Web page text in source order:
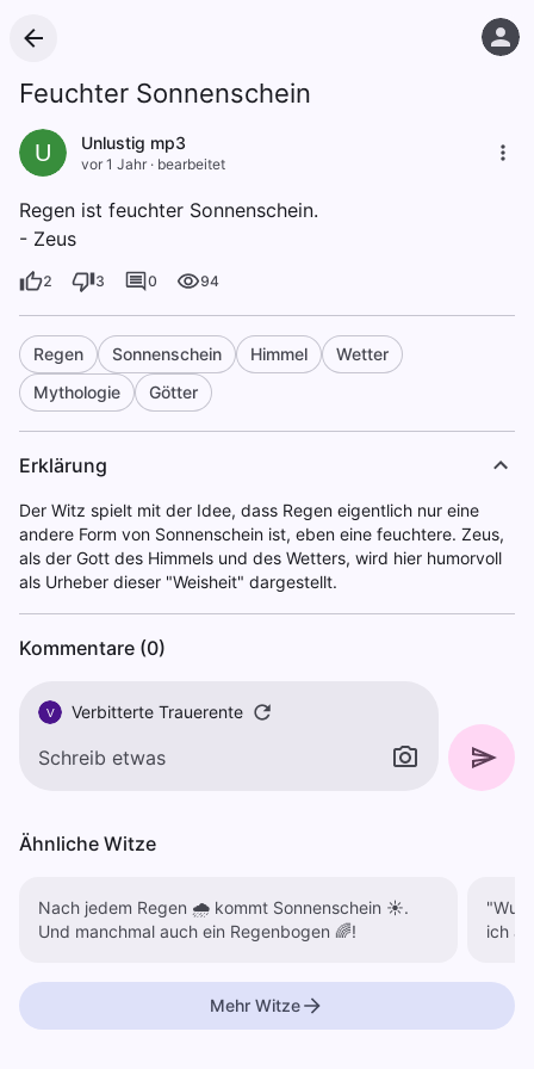
Feuchter Sonnenschein
U Unlustig mp3
vor 1 Jahr · bearbeitet
Regen ist feuchter Sonnenschein.
- Zeus
2 3 0 94
Regen Sonnenschein Himmel
Wetter
Mythologie
Götter
Erklärung
Der Witz spielt mit der Idee, dass Regen eigentlich nur eine
andere Form von Sonnenschein ist, eben eine feuchtere. Zeus,
als der Gott des Himmels und des Wetters, wird hier humorvoll
als Urheber dieser "Weisheit" dargestellt.
Kommentare (0)
V Verbitterte Trauerente
Ähnliche Witze
Nach jedem Regen 🌧 kommt Sonnenschein ☀️.
Und manchmal auch ein Regenbogen 🌈!
ich
Mehr Witze